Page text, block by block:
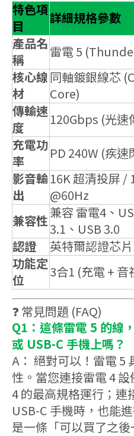
特色項
目
詳細規格參數
產品名
稱
雷電 5
核心線
材
同軸鍍銀線芯
Core)
傳輸速
度
120Gbps (光速
充電功
率
PD 240W (疾
影音輸
出
16K 超清投屏 /
@60Hz
兼容性兼容 雷電4、
3.1、USB 3.0
認證
英特爾認證芯
功能定
位
3合1 (充電 + 音
❓ 常見問題 (FAQ)
Q1：這條雷電 5 的線
或 USB-C 手機上嗎？
A： 絕對可以！雷電 5
性。當您連接雷電 4
4 的最高規格運行；
USB-C 手機時，也能
是一條「可以買了之